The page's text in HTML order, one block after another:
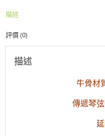
描述
評價 (0)
描述
牛骨材
傳遞琴